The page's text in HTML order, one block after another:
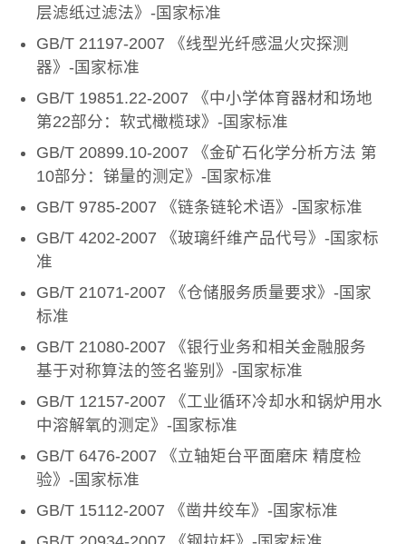
层滤纸过滤法》-国家标准
GB/T 21197-2007 《线型光纤感温火灾探测
器》-国家标准
GB/T 19851.22-2007 《中小学体育器材和场地
第22部分：软式橄榄球》-国家标准
GB/T 20899.10-2007 《金矿石化学分析方法 第
10部分：锑量的测定》-国家标准
GB/T 9785-2007 《链条链轮术语》-国家标准
GB/T 4202-2007 《玻璃纤维产品代号》-国家标
准
GB/T 21071-2007 《仓储服务质量要求》-国家
标准
GB/T 21080-2007 《银行业务和相关金融服务
基于对称算法的签名鉴别》-国家标准
GB/T 12157-2007 《工业循环冷却水和锅炉用水
中溶解氧的测定》-国家标准
GB/T 6476-2007 《立轴矩台平面磨床 精度检
验》-国家标准
GB/T 15112-2007 《凿井绞车》-国家标准